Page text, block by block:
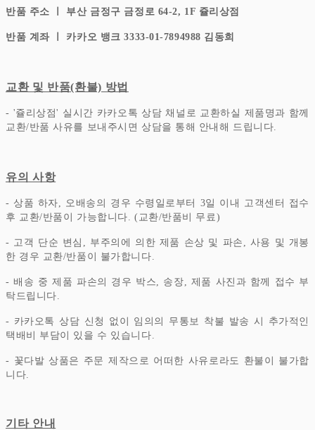
반품 주소 ㅣ 부산 금정구 금정로 64-2, 1F 쥴리상점
반품 계좌 ㅣ 카카오 뱅크 3333-01-7894988 김동희
교환 및 반품(환불) 방법
- '쥴리상점' 실시간 카카오톡 상담 채널로 교환하실 제품명과 함께
교환/반품 사유를 보내주시면 상담을 통해 안내해 드립니다.
유의 사항
- 상품 하자, 오배송의 경우 수령일로부터 3일 이내 고객센터 접수
후 교환/반품이 가능합니다. (교환/반품비 무료)
- 고객 단순 변심, 부주의에 의한 제품 손상 및 파손, 사용 및 개봉
한 경우 교환/반품이 불가합니다.
- 배송 중 제품 파손의 경우 박스, 송장, 제품 사진과 함께 접수 부
탁드립니다.
- 카카오톡 상담 신청 없이 임의의 무통보 착불 발송 시 추가적인
택배비 부담이 있을 수 있습니다.
- 꽃다발 상품은 주문 제작으로 어떠한 사유로라도 환불이 불가합
니다.
기타 안내